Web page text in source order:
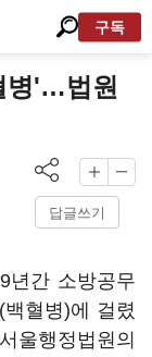
구독
병'…법원
답글쓰기
년간 소방공무
혈병)에 걸렸
울행정법원의